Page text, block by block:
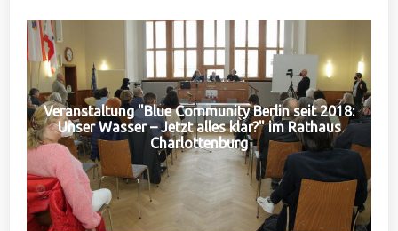
Veranstaltung "Blue Community Berlin seit 2018:
Unser Wasser – Jetzt alles klar?" im Rathaus
Charlottenburg